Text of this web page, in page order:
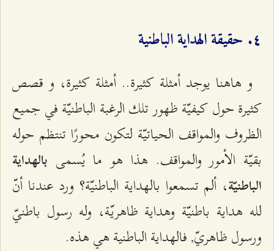
٤. حقيقة الهداية الباطنية
و هاهنا يوجد أمثلة كثيرة.. أمثلة كثيرة، و قصص
كثيرة حول كيفيّة ظهور تلك الرغبة الباطنيّة في جميع
الظروف والمواقف الحياتيّة لتكون محورًا تنتظم حوله
بقيّة الأمور والمواقف. هذا هو ما يُسمى بالهداية
الباطنيّة، ألم تسمعوا بالهداية الباطنيّة؟ ورد عندنا أنّ
لله هداية باطنيّة وهداية ظاهريّة، وله رسول باطنيّ
ورسول ظاهريّ, فالهداية الباطنية هي هذه.